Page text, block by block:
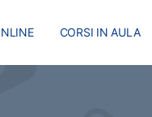
CORSI IN AULA